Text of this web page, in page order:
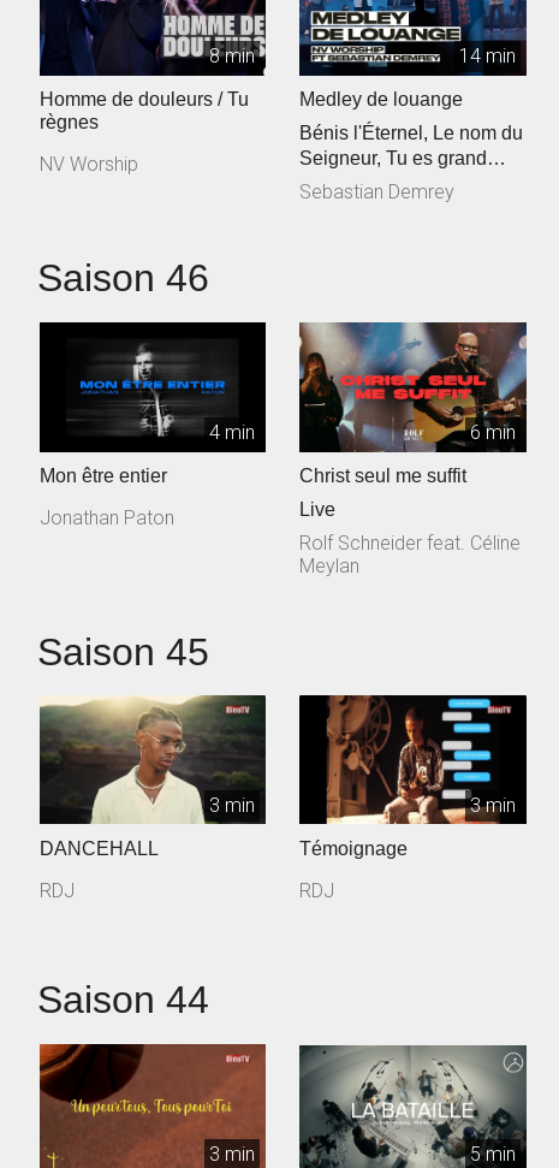
8 min
Homme de douleurs / Tu
règnes
NV Worship
14 min
Medley de louange
Bénis l'Éternel, Le nom du
Seigneur, Tu es grand
Seigneur
Sebastian Demrey
Saison 46
4 min
Mon être entier
Jonathan Paton
6 min
Christ seul me suffit
Live
Rolf Schneider feat. Céline
Meylan
Saison 45
3 min
DANCEHALL
RDJ
3 min
Témoignage
RDJ
Saison 44
3 min 5 min